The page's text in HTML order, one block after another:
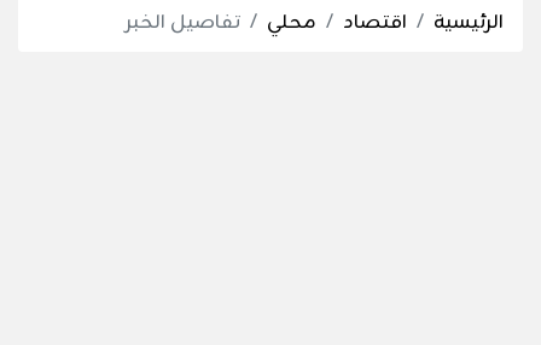
الرئيسية اقتصاد محلي تفاصيل الخبر